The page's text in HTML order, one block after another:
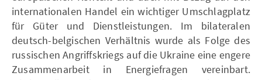
internationalen Handel ein wichtiger Umschlagplatz
für Güter und Dienstleistungen. Im bilateralen
deutsch-belgischen Verhältnis wurde als Folge des
russischen Angriffskriegs auf die Ukraine eine engere
Zusammenarbeit in Energiefragen vereinbart.